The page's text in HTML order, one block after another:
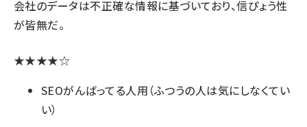
会社のデータは不正確な情報に基づいており、信ぴょう性
が皆無だ。
★★★★☆
SEOがんばってる人用（ふつうの人は気にしなくてい
い）